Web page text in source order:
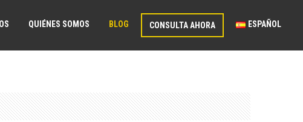
QUIÉNES SOMOS BLOG CONSULTA AHORA ESPAÑOL